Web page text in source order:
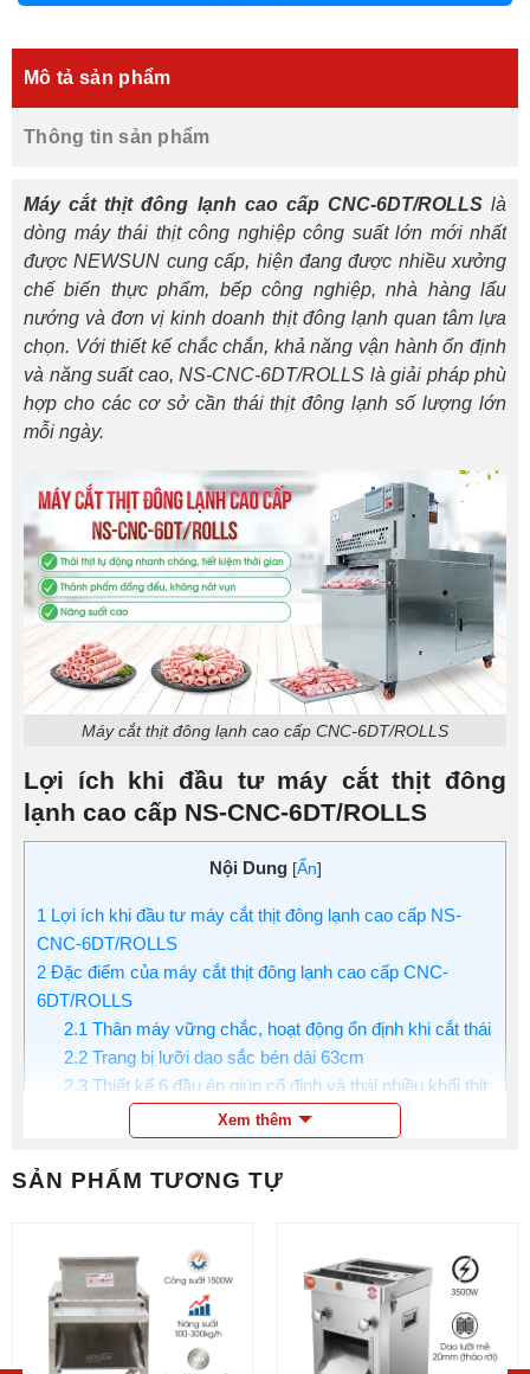
Mô tả sản phẩm
Thông tin sản phẩm
Máy cắt thịt đông lạnh cao cấp CNC-6DT/ROLLSlà
dòng máy thái thịt công nghiệp công suất lớn mới nhất
được NEWSUN cung cấp, hiện đang được nhiều xưởng
chế biến thực phẩm, bếp công nghiệp, nhà hàng lẩu
nướng và đơn vị kinh doanh thịt đông lạnh quan tâm lựa
chọn. Với thiết kế chắc chắn, khả năng vận hành ổn định
và năng suất cao, NS-CNC-6DT/ROLLS là giải pháp phù
hợp cho các cơ sở cần thái thịt đông lạnh số lượng lớn
mỗi ngày.
Máy cắt thịt đông lạnh cao cấp CNC-6DT/ROLLS
Lợi ích khi đầu tư máy cắt thịt đông
lạnh cao cấp NS-CNC-6DT/ROLLS
Nội Dung [Ẩn]
1 Lợi ích khi đầu tư máy cắt thịt đông lạnh cao cấp NS-
CNC-6DT/ROLLS
2 Đặc điểm của máy cắt thịt đông lạnh cao cấp CNC-
6DT/ROLLS
2.1 Thân máy vững chắc, hoạt động ổn định khi cắt thái
2.2Trang bị lưỡi dao sắc bén dài 63cm
2.3Thiết kế 6 đầu ép giúp cố định và thái nhiều khối thịt
Động cơ khỏe 4000W, vận hành ổn định khi thái thịt
2.5Bảng điều khiển CNC cảm ứng, cài đặt nhanh và dễ
Chất liệu cao cấp và an toàn khi tiếp xúc thực phẩm
Hướng dẫn sử dụng máy cắt thịt đông lạnh cao cấp
CNC-6DT/ROLLS
Điện máy Thực phẩm – Địa chỉ phân phối máy cắt thịt
đông lạnh cao cấp NS-CNC-6DT/ROLLS chính hãng
Xem thêm
SẢN PHẨM TƯƠNG TỰ